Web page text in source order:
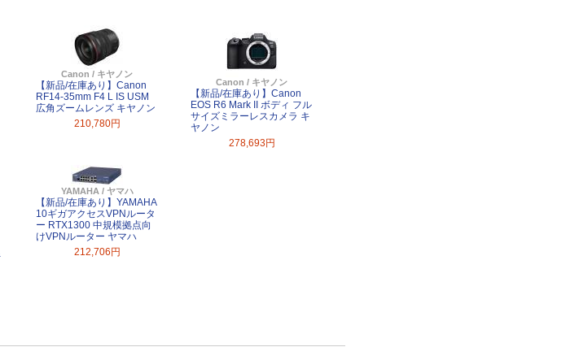
Canon / キヤノン
【新品/在庫あり】Canon
RF14-35mm F4 L IS USM
広角ズームレンズ キヤノン
210,780円
Canon / キヤノン
【新品/在庫あり】Canon
EOS R6 Mark II ボディ フル
サイズミラーレスカメラ キ
ヤノン
278,693円
YAMAHA / ヤマハ
【新品/在庫あり】YAMAHA
10ギガアクセスVPNルータ
ー RTX1300 中規模拠点向
けVPNルーター ヤマハ
212,706円